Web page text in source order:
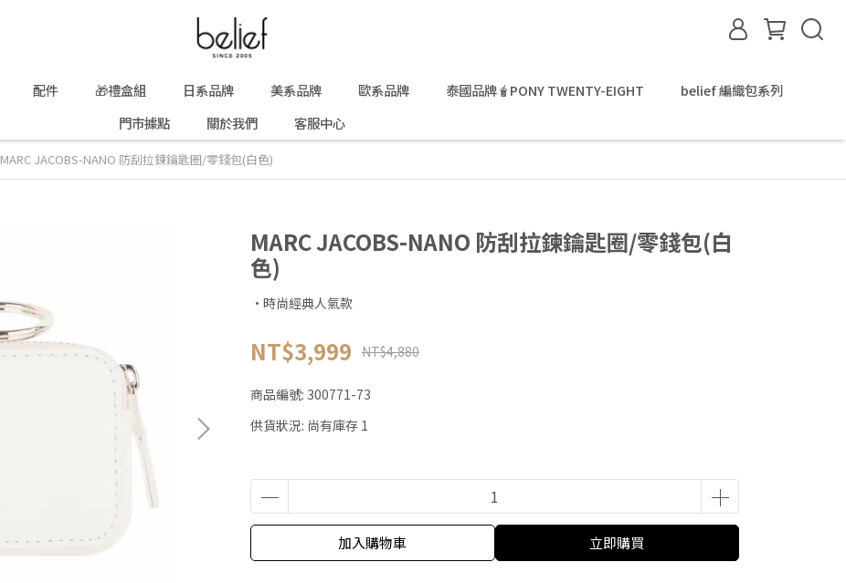
配件 🎁禮盒組 日系品牌 美系品牌 歐系品牌 泰國品牌🧋PONY TWENTY-EIGHT
belief 編織包系列
門市據點
關於我們 客服中心
MARC JACOBS-NANO 防刮拉鍊鑰匙圈/零錢包(白色)
MARC JACOBS-NANO 防刮拉鍊鑰匙圈/零錢包(白
色)
·時尚經典人氣款
NT$3,999 NT$4,880
商品編號: 300771-73
供貨狀況: 尚有庫存 1
加入購物車 立即購買